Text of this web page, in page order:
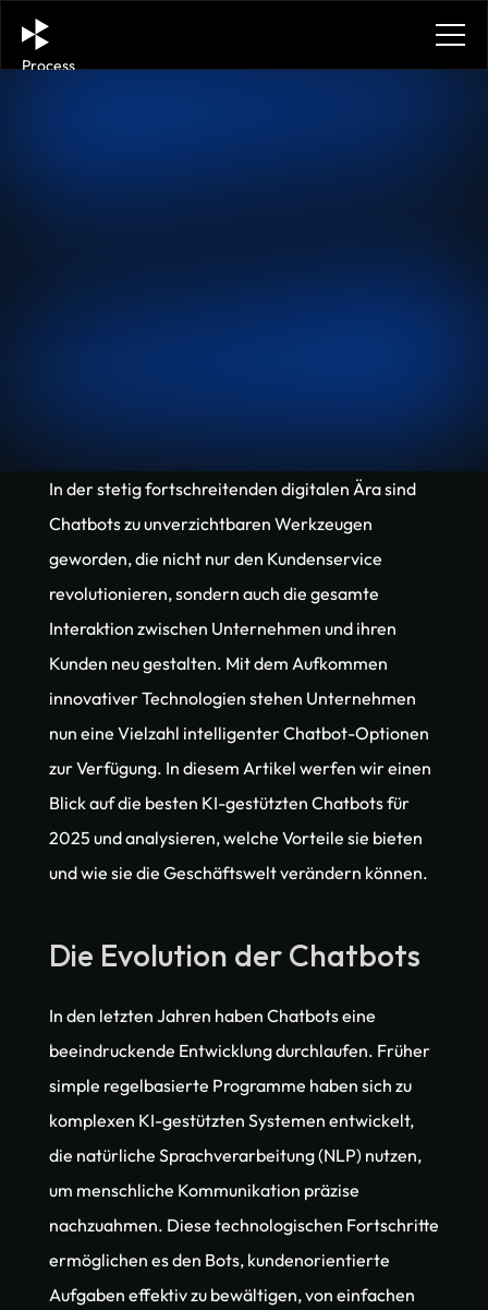
Process
In der stetig fortschreitenden digitalen Ära sind
Chatbots zu unverzichtbaren Werkzeugen
geworden, die nicht nur den Kundenservice
revolutionieren, sondern auch die gesamte
Interaktion zwischen Unternehmen und ihren
Kunden neu gestalten. Mit dem Aufkommen
innovativer Technologien stehen Unternehmen
nun eine Vielzahl intelligenter Chatbot-Optionen
zur Verfügung. In diesem Artikel werfen wir einen
Blick auf die besten KI-gestützten Chatbots für
2025 und analysieren, welche Vorteile sie bieten
und wie sie die Geschäftswelt verändern können.
Die Evolution der Chatbots
In den letzten Jahren haben Chatbots eine
beeindruckende Entwicklung durchlaufen. Früher
simple regelbasierte Programme haben sich zu
komplexen KI-gestützten Systemen entwickelt,
die natürliche Sprachverarbeitung (NLP) nutzen,
um menschliche Kommunikation präzise
nachzuahmen. Diese technologischen Fortschritte
ermöglichen es den Bots, kundenorientierte
Aufgaben effektiv zu bewältigen, von einfachen